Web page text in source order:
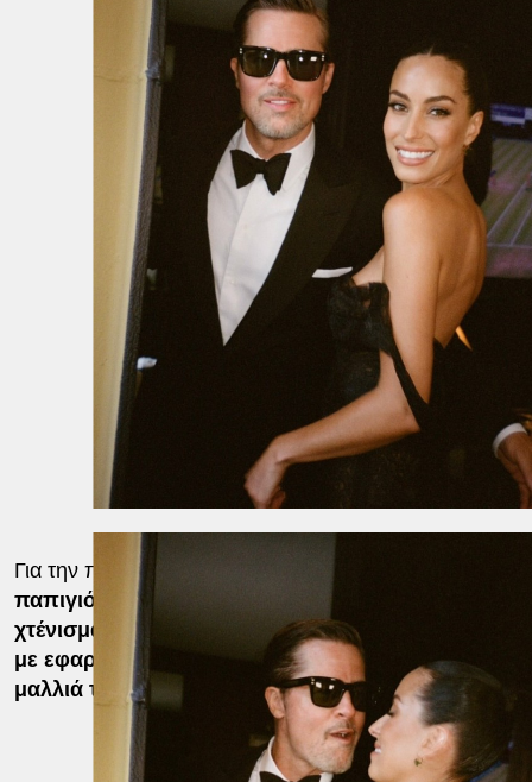
Για την περίσταση,
παπιγιόν, συνδυάζοντάς το με μαύρα γυαλιά ηλίου
χτένισμα με τα μαλλιά στο πλάι. Η Ινές ντε Ραμόν
με εφαρμοστό μαύρο δαντελένιο φόρεμα, ενώ είχε
μαλλιά της σε αλογοουρά.